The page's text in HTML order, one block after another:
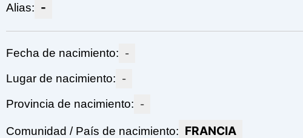
Alias: -
Fecha de nacimiento: -
Lugar de nacimiento: -
Provincia de nacimiento: -
Comunidad / País de nacimiento: FRANCIA